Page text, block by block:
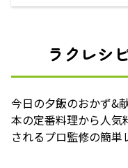
ラクレシ
今日の夕飯のおかず&
本の定番料理から人気
されるプロ監修の簡単